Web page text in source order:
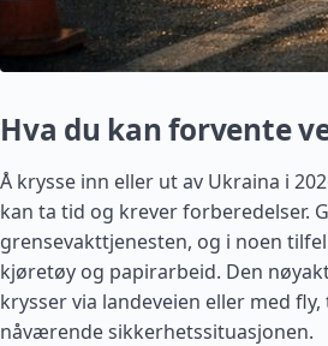
Hva du kan forvente
Å krysse inn eller ut av Ukraina i
kan ta tid og krever forberedelser.
grensevakttjenesten, og i noen
kjøretøy og papirarbeid. Den
krysser via landeveien eller med
nåværende sikkerhetssituasjonen.